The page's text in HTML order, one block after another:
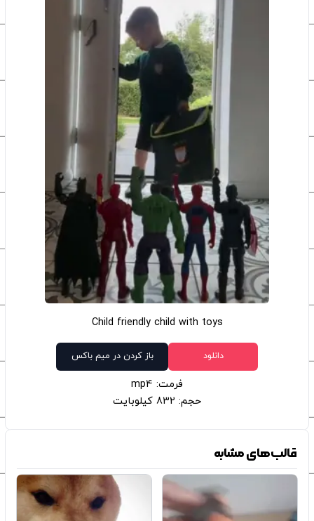
Child friendly child with toys
دانلود باز کردن در میم باکس
فرمت: mp4
حجم: 832 کیلوبایت
قالب‌های مشابه